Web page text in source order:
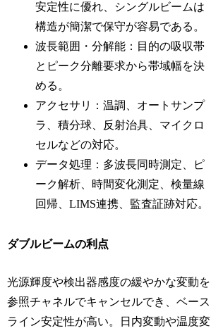
安定性に優れ、シングルビームは
構造が簡潔で保守が容易である。
波長範囲・分解能：目的の吸収帯
とピーク分離要求から帯域幅を決
める。
アクセサリ：温調、オートサンプ
ラ、積分球、反射治具、マイクロ
セルなどの対応。
データ処理：多波長同時測定、ピ
ーク解析、時間変化測定、検量線
回帰、LIMS連携、監査証跡対応。
ダブルビームの利点
光源輝度や検出器感度の緩やかな変動を
参照チャネルでキャンセルでき、ベース
ライン安定性が高い。日内変動や温度変